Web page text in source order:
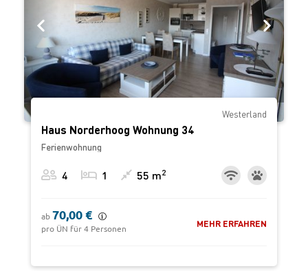
‹ ›
Westerland
Haus Norderhoog Wohnung 34
Ferienwohnung
4 1 55 m2
ab 70,00 €
pro ÜN für 4 Personen MEHR ERFAHREN